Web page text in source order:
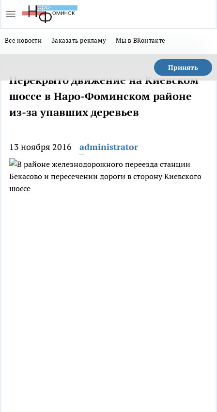
Все новости Заказать рекламу Мы в ВКонтакте
Принять
Перекрыто движение на Киевском
шоссе в Наро-Фоминском районе
из-за упавших деревьев
13 ноября 2016 administrator